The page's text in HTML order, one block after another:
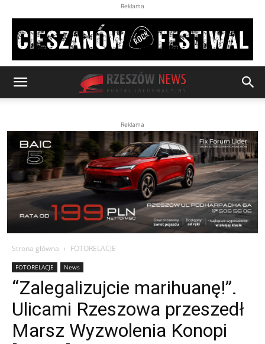
Reklama
Reklama
Strona główna FOTORELACJE
FOTORELACJE News
“Zalegalizujcie marihuanę!”.
Ulicami Rzeszowa przeszedł
Marsz Wyzwolenia Konopi